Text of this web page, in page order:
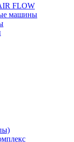
FLOW
машины